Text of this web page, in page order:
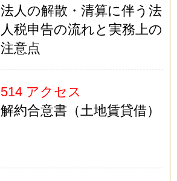
法人の解散・清算に伴う法
人税申告の流れと実務上の
注意点
514 アクセス
解約合意書（土地賃貸借）